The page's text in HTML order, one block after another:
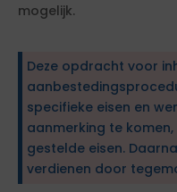
mogelijk.
Deze opdracht voor
specifieke eisen en
aanmerking te
gestelde eisen.
verdienen door